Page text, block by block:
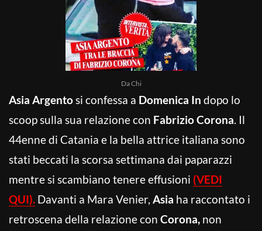
Da Chi
Asia Argentosi confessa a Domenica In dopo lo
scoop sulla sua relazione con Fabrizio Corona. Il
44enne di Catania e la bella attrice italiana sono
stati beccati la scorsa settimana dai paparazzi
mentre si scambiano tenere effusioni (VEDI
QUI). Davanti a Mara Venier, Asia ha raccontato i
retroscena della relazione con Corona, non